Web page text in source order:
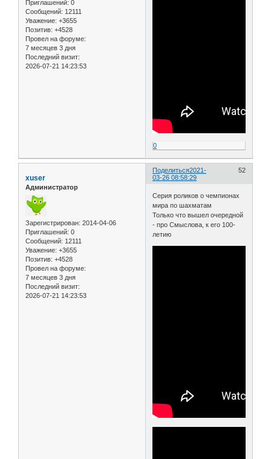
Приглашений: 0
Сообщений: 12111
Уважение: +3655
Позитив: +4528
Провел на форуме:
7 месяцев 3 дня
Последний визит:
2026-07-21 14:23:53
0
Поделиться 52
2021-
03-26 08:58:29
xuser
Администратор
Зарегистрирован: 2014-04-06
Приглашений: 0
Сообщений: 12111
Уважение: +3655
Позитив: +4528
Провел на форуме:
7 месяцев 3 дня
Последний визит:
2026-07-21 14:23:53
Серия роликов о чемпионах
мира по шахматам
Только что вышел очередной
- про Смыслова, к его 100-
летию